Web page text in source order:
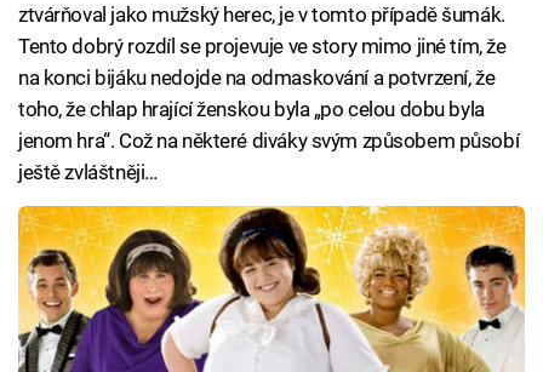
ztvárňoval jako mužský herec, je v tomto případě šumák.
Tento dobrý rozdíl se projevuje ve story mimo jiné tím, že
na konci bijáku nedojde na odmaskování a potvrzení, že
toho, že chlap hrající ženskou byla „po celou dobu byla
jenom hra“. Což na některé diváky svým způsobem působí
ještě zvláštněji…